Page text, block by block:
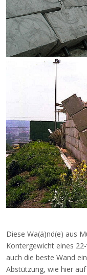
Diese Wa(ä)nd(e) aus
Kontergewicht eines
auch die beste Wand
Abstützung, wie hier